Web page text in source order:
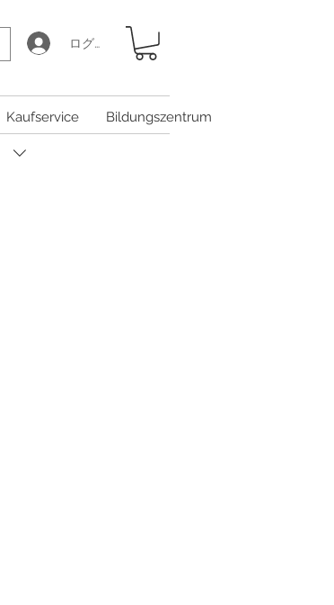
ログイン
Kaufservice Bildungszentrum